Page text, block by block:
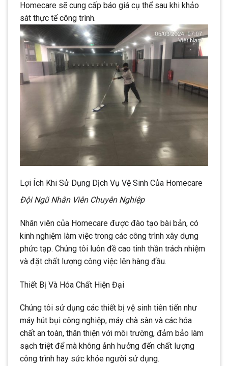
Homecare sẽ cung cấp báo giá cụ thể sau khi khảo
sát thực tế công trình.
Lợi Ích Khi Sử Dụng Dịch Vụ Vệ Sinh Của Homecare
Đội Ngũ Nhân Viên Chuyên Nghiệp
Nhân viên của Homecare được đào tạo bài bản, có
kinh nghiệm làm việc trong các công trình xây dựng
phức tạp. Chúng tôi luôn đề cao tinh thần trách nhiệm
và đặt chất lượng công việc lên hàng đầu.
Thiết Bị Và Hóa Chất Hiện Đại
Chúng tôi sử dụng các thiết bị vệ sinh tiên tiến như
máy hút bụi công nghiệp, máy chà sàn và các hóa
chất an toàn, thân thiện với môi trường, đảm bảo làm
sạch triệt để mà không ảnh hưởng đến chất lượng
công trình hay sức khỏe người sử dụng.